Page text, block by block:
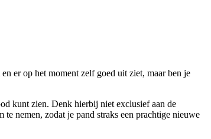
er op het moment zelf goed uit ziet, maar ben je
kunt zien. Denk hierbij niet exclusief aan de
nemen, zodat je pand straks een prachtige nieuwe